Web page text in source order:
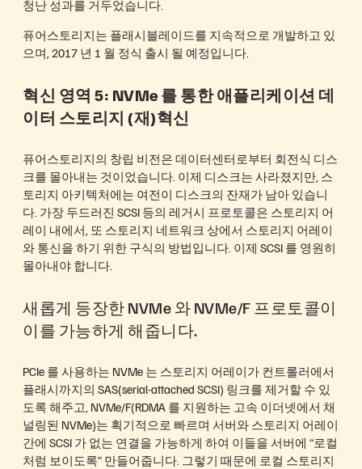
청난 성과를 거두었습니다.
퓨어스토리지는 플래시블레이드를 지속적으로 개발하고 있
으며, 2017 년 1 월 정식 출시 될 예정입니다.
혁신 영역 5: NVMe 를 통한 애플리케이션 데
이터 스토리지 (재)혁신
퓨어스토리지의 창립 비전은 데이터센터로부터 회전식 디스
크를 몰아내는 것이었습니다. 이제 디스크는 사라졌지만, 스
토리지 아키텍처에는 여전이 디스크의 잔재가 남아 있습니
다. 가장 두드러진 SCSI 등의 레거시 프로토콜은 스토리지 어
레이 내에서, 또 스토리지 네트워크 상에서 스토리지 어레이
와 통신을 하기 위한 구식의 방법입니다. 이제 SCSI 를 영원히
몰아내야 합니다.
새롭게 등장한 NVMe 와 NVMe/F 프로토콜이
이를 가능하게 해줍니다.
PCIe 를 사용하는 NVMe 는 스토리지 어레이가 컨트롤러에서
플래시까지의 SAS(serial-attached SCSI) 링크를 제거할 수 있
도록 해주고, NVMe/F(RDMA 를 지원하는 고속 이더넷에서 채
널링된 NVMe)는 획기적으로 빠르며 서버와 스토리지 어레이
간에 SCSI 가 없는 연결을 가능하게 하여 이들을 서버에 “로컬
처럼 보이도록” 만들어줍니다. 그렇기 때문에 로컬 스토리지